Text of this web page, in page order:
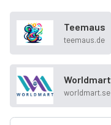
Teemaus
teemaus.de
Worldmart
worldmart.se